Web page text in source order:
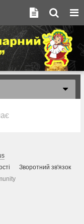
Зворотний зв'язок